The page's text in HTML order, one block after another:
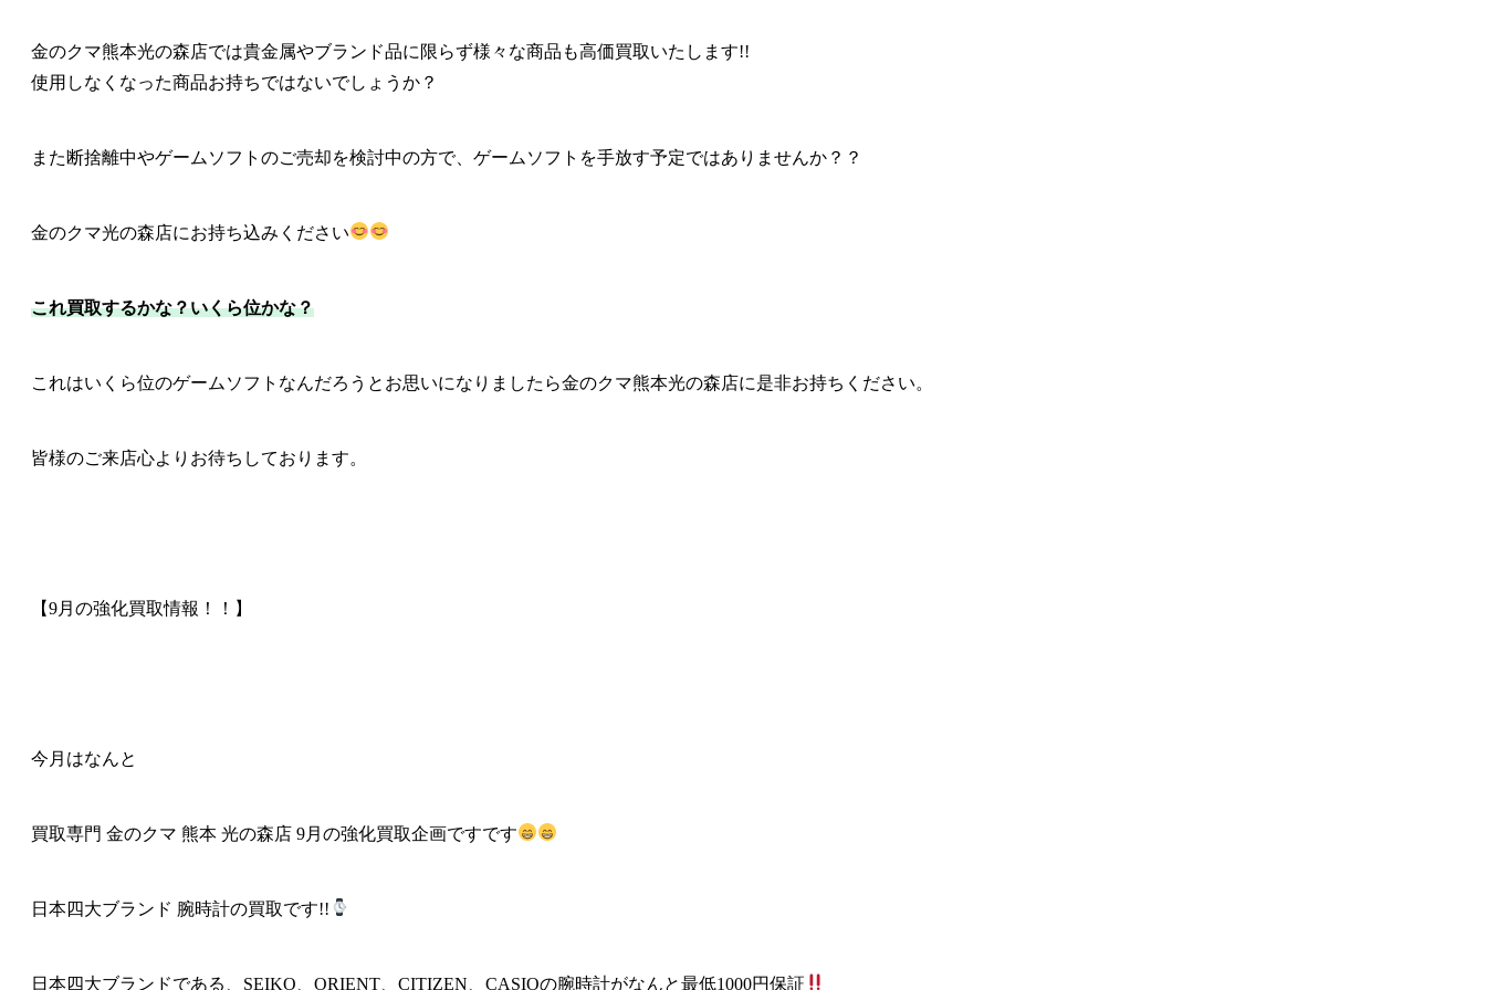
金のクマ熊本光の森店では貴金属やブランド品に限らず様々な商品も高価買取いたします!!
使用しなくなった商品お持ちではないでしょうか？
また断捨離中やゲームソフトのご売却を検討中の方で、ゲームソフトを手放す予定ではありませんか？？
金のクマ光の森店にお持ち込みください
これ買取するかな？いくら位かな？
これはいくら位のゲームソフトなんだろうとお思いになりましたら金のクマ熊本光の森店に是非お持ちください。
皆様のご来店心よりお待ちしております。
【9月の強化買取情報！！】
今月はなんと
買取専門 金のクマ 熊本 光の森店 9月の強化買取企画ですです
日本四大ブランド 腕時計の買取です!!
日本四大ブランドである、SEIKO、ORIENT、CITIZEN、CASIOの腕時計がなんと最低1000円保証